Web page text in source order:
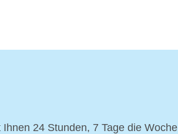
24 Stunden, 7 Tage die Woche